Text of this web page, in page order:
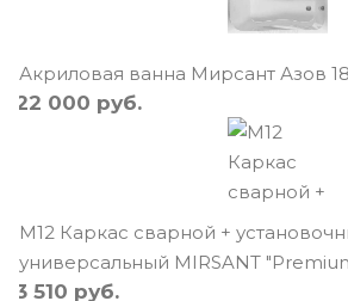
Акриловая ванна Мирсант Азов
22 000 руб.
М12 Каркас сварной +
универсальный MIRSANT
3 510 руб.